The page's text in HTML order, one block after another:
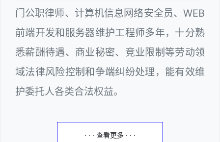
门公职律师、计算机信息网络安全员、WEB
前端开发和服务器维护工程师多年，十分熟
悉薪酬待遇、商业秘密、竞业限制等劳动领
域法律风险控制和争端纠纷处理，能有效维
护委托人各类合法权益。
· · · 查看更多 · · ·